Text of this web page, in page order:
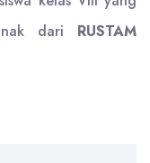
dari RUSTAM